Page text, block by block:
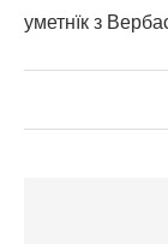
уметнїк з